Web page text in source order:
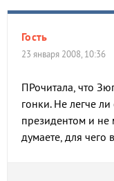
Гость
23 января 2008, 10:36
ПРочитала, что
гонки. Не легче
президентом и не
думаете, для чего